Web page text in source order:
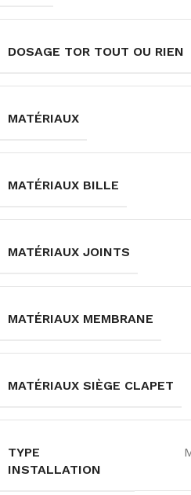
DOSAGE TOR TOUT OU RIEN
MATÉRIAUX
MATÉRIAUX BILLE
MATÉRIAUX JOINTS
MATÉRIAUX MEMBRANE
MATÉRIAUX SIÈGE CLAPET
TYPE
INSTALLATION